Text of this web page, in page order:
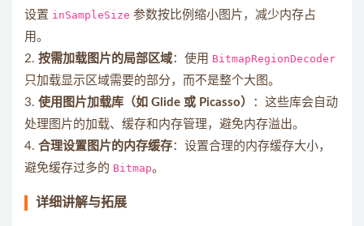
设置 inSampleSize 参数按比例缩小图片，减少内存占
用。
2. 按需加载图片的局部区域：使用 BitmapRegionDecoder
只加载显示区域需要的部分，而不是整个大图。
3. 使用图片加载库（如 Glide 或 Picasso）
：这些库会自动
处理图片的加载、缓存和内存管理，避免内存溢出。
4. 合理设置图片的内存缓存：设置合理的内存缓存大小，
避免缓存过多的 Bitmap。
详细讲解与拓展